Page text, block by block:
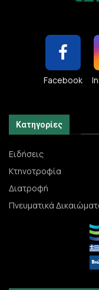
Facebook
Κατηγορίες
Ειδήσεις
Κτηνοτροφία
Διατροφή
Πνευματικά